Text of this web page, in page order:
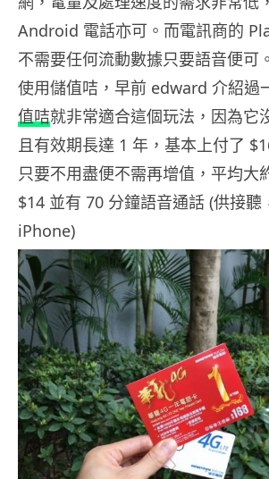
Android 電話亦可。而電訊商的
不需要任何流動數據只要語音便可
使用儲值咭，早前 edward 介紹過
值咭就非常適合這個玩法，因為它
且有效期長達 1 年，基本上付了
只要不用盡便不需再增值，平均大
$14 並有 70 分鐘語音通話 (供接聽
iPhone)